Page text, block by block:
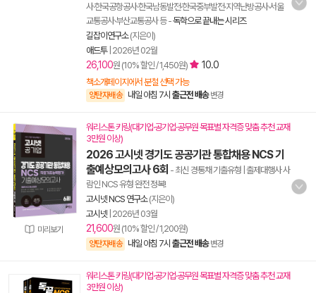
사·한국공항공사·한국남동발전·한국중부발전·지역난방공사·서울
교통공사·부산교통공사 등-독학으로 끝내는 시리즈
길잡이연구소(지은이)
애드투| 2026년 02월
26,100원 (10% 할인 / 1,450원) 10.0
책소개페이지에서 분철 선택 가능
양탄자배송 내일 아침 7시 출근전 배송 변경
미리보기
워리스톤 키링(대기업·공기업·공무원 목표별 자격증 맞춤 추천 교재
3만원 이상)
2026 고시넷 경기도 공공기관 통합채용 NCS 기
출예상모의고사 6회 - 최신 경통채 기출유형 | 출제대행사 사
람인 NCS 유형 완전 정복!
고시넷 NCS 연구소(지은이)
고시넷 2026년 03월
21,600원 (10% 할인 / 1,200원)
양탄자배송 내일 아침 7시 출근전 배송 변경
워리스톤 키링(대기업·공기업·공무원 목표별 자격증 맞춤 추천 교재
3만원 이상)